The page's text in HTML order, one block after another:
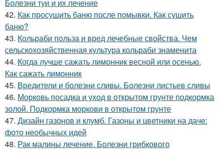
Болезни туи и их лечение
42. Как просушить баню после помывки. Как сушить
баню?
43. Кольраби польза и вред лечебные свойства. Чем
сельскохозяйственная культура кольраби знаменита
44. Когда лучше сажать лимонник весной или осенью.
Как сажать лимонник
45. Вредители и болезни сливы. Болезни листьев сливы
46. Морковь посадка и уход в открытом грунте подкормка
золой. Подкормка моркови в открытом грунте
47. Дизайн газонов и клумб. Газоны и цветники на даче:
фото необычных идей
48. Рак малины лечение. Болезни грибкового